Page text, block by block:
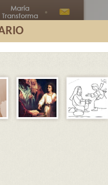
Quinto
Misterio
Letanías
Señor mío
verdadero,
por ser
amo sobre